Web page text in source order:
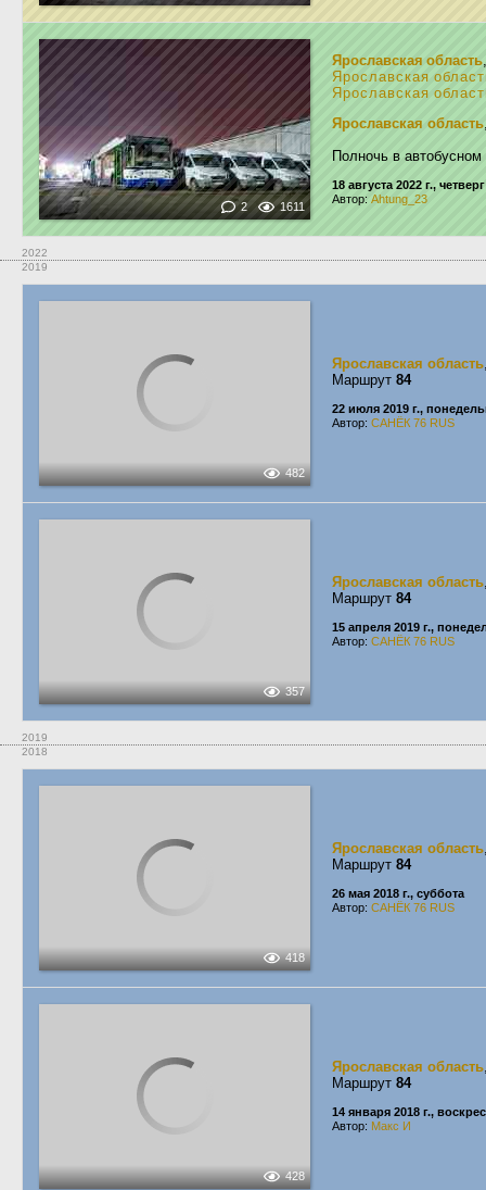
2 1611
Ярославская область
Ярославская
Ярославская
Ярославская область
Полночь в автобусном
18 августа 2022 г., четверг
Автор: Ahtung_23
2022
2019
482
Ярославская область
Маршрут 84
22 июля 2019 г.,
Автор: САНЁК 76 RUS
357
Ярославская область
Маршрут 84
15 апреля 2019 г.,
Автор: САНЁК 76 RUS
2019
2018
418
Ярославская область
Маршрут 84
26 мая 2018 г., суббота
Автор: САНЁК 76 RUS
428
Ярославская область
Маршрут 84
14 января 2018 г.,
Автор: Макс И